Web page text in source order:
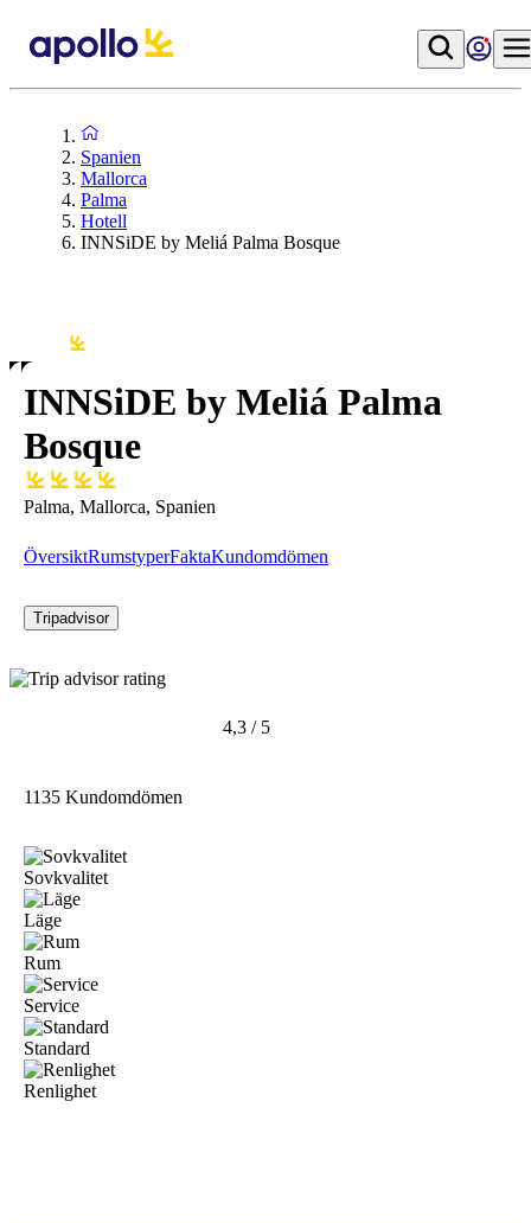
Spanien
Mallorca
Palma
Hotell
INNSiDE by Meliá Palma Bosque
INNSiDE by Meliá Palma
Bosque
Palma, Mallorca, Spanien
ÖversiktRumstyperFaktaKundomdömen
Tripadvisor
4,3 / 5
1135 Kundomdömen
Sovkvalitet
Läge
Rum
Service
Standard
Renlighet